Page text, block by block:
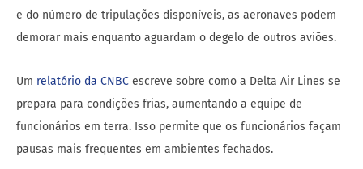
e do número de tripulações disponíveis, as aeronaves podem
demorar mais enquanto aguardam o degelo de outros aviões.
Um relatório da CNBC escreve sobre como a Delta Air Lines se
prepara para condições frias, aumentando a equipe de
funcionários em terra. Isso permite que os funcionários façam
pausas mais frequentes em ambientes fechados.